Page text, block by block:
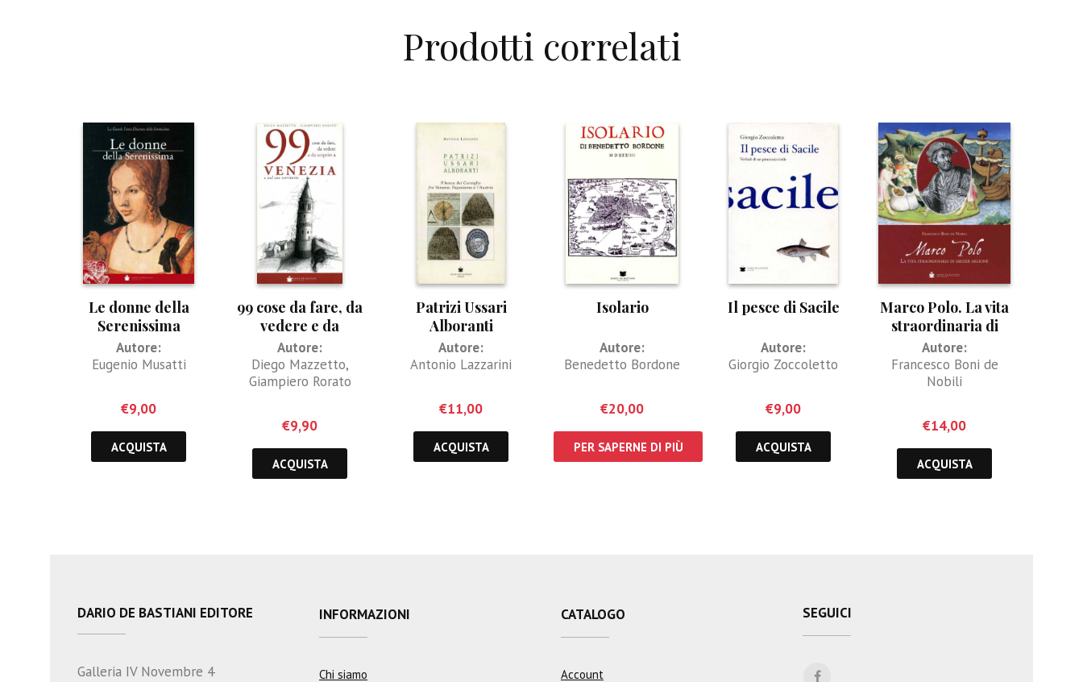
Prodotti correlati
Le donne della
Serenissima
Autore:
Eugenio Musatti
€9,00
ACQUISTA
99 cose da fare, da
vedere e da
scoprire a Venezia e
nel suo territorio
Autore:
Diego Mazzetto,
Giampiero Rorato
€9,90
ACQUISTA
Patrizi Ussari
Alboranti
Autore:
Antonio Lazzarini
€11,00
ACQUISTA
Isolario
Autore:
Benedetto Bordone
€20,00
PER SAPERNE DI PIÙ
Il pesce di Sacile
Autore:
Giorgio Zoccoletto
€9,00
ACQUISTA
Marco Polo. La vita
straordinaria di
messer Milione
Autore:
Francesco Boni de
Nobili
€14,00
ACQUISTA
DARIO DE BASTIANI EDITORE
Galleria IV Novembre 4
INFORMAZIONI
Chi siamo
CATALOGO
Account
SEGUICI